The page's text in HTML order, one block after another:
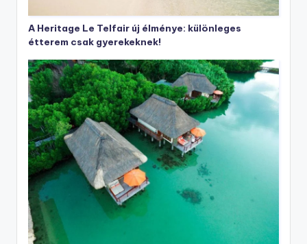
A Heritage Le Telfair új élménye: különleges
étterem csak gyerekeknek!